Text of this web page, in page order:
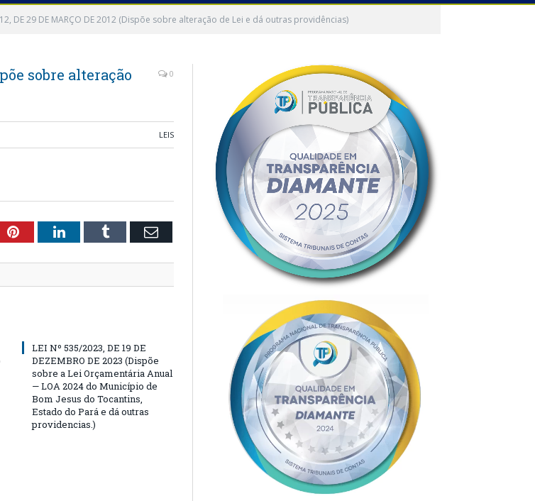
DE 29 DE MARÇO DE 2012 (Dispõe sobre alteração de Lei e dá outras providências)
sobre alteração
0
LEIS
PinterestLinkedInTumblr Email
LEI Nº 535/2023, DE 19 DE
DEZEMBRO DE 2023 (Dispõe
sobre a Lei Orçamentária Anual
— LOA 2024 do Município de
Bom Jesus do Tocantins,
Estado do Pará e dá outras
providencias.)